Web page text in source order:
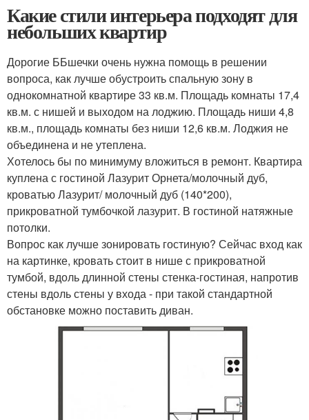
Какие стили интерьера подходят для
небольших квартир
Дорогие ББшечки очень нужна помощь в решении
вопроса, как лучше обустроить спальную зону в
однокомнатной квартире 33 кв.м. Площадь комнаты 17,4
кв.м. с нишей и выходом на лоджию. Площадь ниши 4,8
кв.м., площадь комнаты без ниши 12,6 кв.м. Лоджия не
объединена и не утеплена.
Хотелось бы по минимуму вложиться в ремонт. Квартира
куплена с гостиной Лазурит Орнета/молочный дуб,
кроватью Лазурит/ молочный дуб (140*200),
прикроватной тумбочкой лазурит. В гостиной натяжные
потолки.
Вопрос как лучше зонировать гостиную? Сейчас вход как
на картинке, кровать стоит в нише с прикроватной
тумбой, вдоль длинной стены стенка-гостиная, напротив
стены вдоль стены у входа - при такой стандартной
обстановке можно поставить диван.